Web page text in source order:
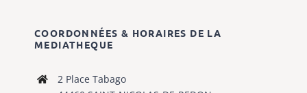
COORDONNÉES & HORAIRES DE LA
MEDIATHEQUE
2 Place Tabago